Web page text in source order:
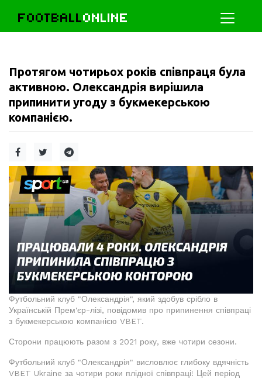
FOOTBALLONLINE
Протягом чотирьох років співпраця була
активною. Олександрія вирішила
припинити угоду з букмекерською
компанією.
Футбольний клуб "Олександрія", який здобув срібло в
Українській Прем'єр-лізі, повідомив про припинення співпраці
з букмекерською компанією VBET.
Сторони працюють разом з 2021 року, вже чотири сезони.
Футбольний клуб "Олександрія" висловлює глибоку вдячність
VBET Ukraine за чотири роки плідної співпраці! Цей період